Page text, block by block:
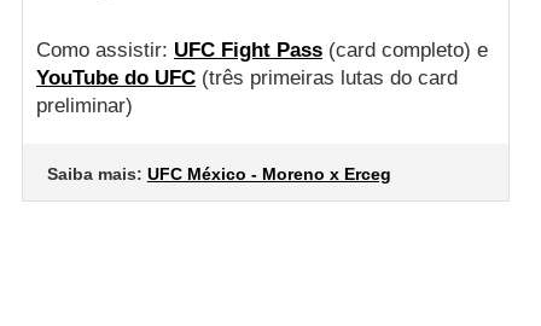
Como assistir: UFC Fight Pass(card completo) e
YouTube do UFC(três primeiras lutas do card
preliminar)
Saiba mais: UFC México - Moreno x Erceg